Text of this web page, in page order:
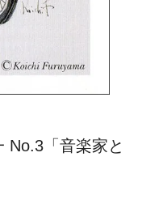
No.3「音楽家と